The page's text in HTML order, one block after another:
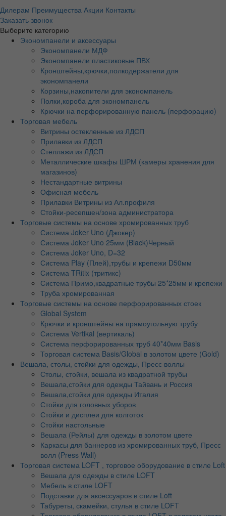
Дилерам Преимущества Акции Контакты
Заказать звонок
Выберите категорию
Экономпанели и аксессуары
Экономпанели МДФ
Экономпанели пластиковые ПВХ
Кронштейны,крючки,полкодержатели для
экономпанели
Корзины,накопители для экономпанель
Полки,короба для экономпанель
Крючки на перфорированную панель (перфорацию)
Торговая мебель
Витрины остекленные из ЛДСП
Прилавки из ЛДСП
Стеллажи из ЛДСП
Металлические шкафы ШРМ (камеры хранения для
магазинов)
Нестандартные витрины
Офисная мебель
Прилавки Витрины из Ал.профиля
Стойки-ресепшен/зона администратора
Торговые системы на основе хромированных труб
Система Joker Uno (Джокер)
Система Joker Uno 25мм (Black)Черный
Система Joker Uno, D=32
Система Play (Плей),трубы и крепежи D50мм
Система TRitix (тритикс)
Система Примо,квадратные трубы 25*25мм и крепежи
Труба хромированная
Торговые системы на основе перфорированных стоек
Global System
Крючки и кронштейны на прямоугольную трубу
Система Vertikal (вертикаль)
Система перфорированных труб 40*40мм Basis
Торговая система Basis/Global в золотом цвете (Gold)
Вешала, столы, стойки для одежды, Пресс воллы
Столы, стойки, вешала из квадратной трубы
Вешала,стойки для одежды Тайвань и Россия
Вешала,стойки для одежды Италия
Стойки для головных уборов
Стойки и дисплеи для колготок
Стойки настольные
Вешала (Рейлы) для одежды в золотом цвете
Каркасы для баннеров из хромированных труб, Пресс
волл (Press Wall)
Торговая система LOFT , торговое оборудование в стиле Loft
Вешала для одежды в стиле LOFT
Мебель в стиле LOFT
Подставки для аксессуаров в стиле Loft
Табуреты, скамейки, стулья в стиле LOFT